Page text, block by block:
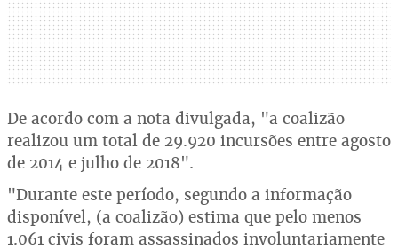
De acordo com a nota divulgada, "a coalizão
realizou um total de 29.920 incursões entre agosto
de 2014 e julho de 2018".
"Durante este período, segundo a informação
disponível, (a coalizão) estima que pelo menos
1.061 civis foram assassinados involuntariamente